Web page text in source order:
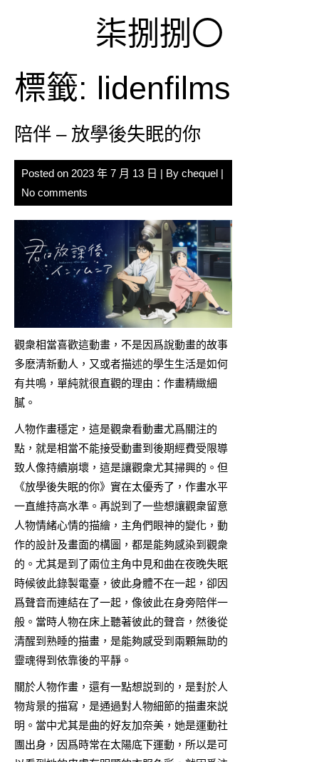
柒捌捌〇
標籤: lidenfilms
陪伴 – 放學後失眠的你
Posted on 2023 年 7 月 13 日 | By chequel |
No comments
觀衆相當喜歡這動畫，不是因爲說動畫的故事
多麽清新動人，又或者描述的學生生活是如何
有共鳴，單純就很直觀的理由：作畫精緻細
膩。
人物作畫穩定，這是觀衆看動畫尤爲關注的
點，就是相當不能接受動畫到後期經費受限導
致人像持續崩壞，這是讓觀衆尤其掃興的。但
《放學後失眠的你》實在太優秀了，作畫水平
一直維持高水準。再説到了一些想讓觀衆留意
人物情緒心情的描繪，主角們眼神的變化，動
作的設計及畫面的構圖，都是能夠感染到觀衆
的。尤其是到了兩位主角中見和曲在夜晚失眠
時候彼此錄製電臺，彼此身體不在一起，卻因
爲聲音而連結在了一起，像彼此在身旁陪伴一
般。當時人物在床上聽著彼此的聲音，然後從
清醒到熟睡的描畫，是能夠感受到兩顆無助的
靈魂得到依靠後的平靜。
關於人物作畫，還有一點想説到的，是對於人
物背景的描寫，是通過對人物細節的描畫來説
明。當中尤其是曲的好友加奈美，她是運動社
團出身，因爲時常在太陽底下運動，所以是可